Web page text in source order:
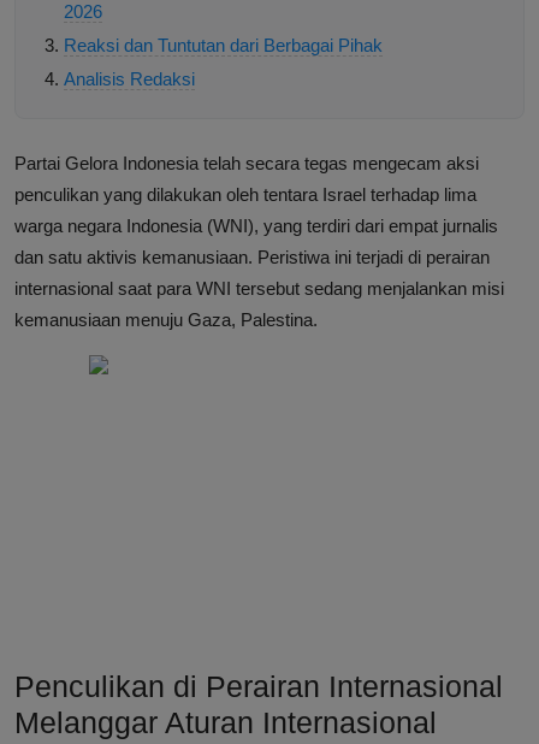
2026
Reaksi dan Tuntutan dari Berbagai Pihak
Analisis Redaksi
Partai Gelora Indonesia telah secara tegas mengecam aksi
penculikan yang dilakukan oleh tentara Israel terhadap lima
warga negara Indonesia (WNI), yang terdiri dari empat jurnalis
dan satu aktivis kemanusiaan. Peristiwa ini terjadi di perairan
internasional saat para WNI tersebut sedang menjalankan misi
kemanusiaan menuju Gaza, Palestina.
Penculikan di Perairan Internasional
Melanggar Aturan Internasional